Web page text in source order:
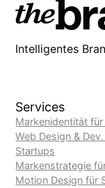
Intelligentes
Services
Markenidentität
Web Design &
Startups
Markenstrategie
Motion Design für